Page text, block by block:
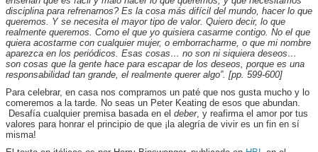
disciplina para refrenarnos? Es la cosa más difícil del mundo, hacer lo que
queremos. Y se necesita el mayor tipo de valor. Quiero decir, lo que
realmente queremos. Como el que yo quisiera casarme contigo. No el que
quiera acostarme con cualquier mujer, o emborracharme, o que mi nombre
aparezca en los periódicos. Esas cosas… no son ni siquiera deseos…
son cosas que la gente hace para escapar de los deseos, porque es una
responsabilidad tan grande, el realmente querer algo”. [pp. 599-600]
Para celebrar, en casa nos compramos un paté que nos gusta mucho y lo
comeremos a la tarde. No seas un Peter Keating de esos que abundan.
Desafía cualquier premisa basada en el deber, y reafirma el amor por tus
valores para honrar el principio de que ¡la alegría de vivir es un fin en sí
misma!